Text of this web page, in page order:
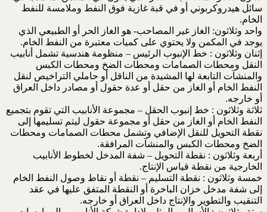
سائل هيدروكربوني أو في قبة غازية فوق النفط وملامسة للنفط
الخام.
واحد وثلاثون: الغاز غير المصاحب- هو الغاز الحر أو الطبيعي الذي
يوجد في المكمن ولا يحتوي على كميات معتبرة من النفط الخام.
إثنان وثلاثون : خط الإنبوب الرئيس – منظومة هندسية تشمل أنابيب
النقل ومحطات الصمامات ومحطات الضخ ومحطات الكبس
والمنشآت التابعة لها المشيدة من الناقل أو حاملي التراخيص لنقل
النفط الخام أو الغاز من حقل أو عدة حقول أو مصادر داخل العراق
أو خارجه.
ثلاثة وثلاثون : خط إنبوب الحقل – مجموعة الأنابيب التي تقوم بتجميع
النفط الخام أو الغاز من حقل أو مجموعة حقول ليتم تسليمها إلى
نقطة التحويل للنقل الإضافي وتشمل محطات الصمامات ومحطات
الضخ ومحطات الكبس والمنشآت المرافقة.
أربعة وثلاثون : نقطة التحويل – شفة المدخل لخطوط الأنابيب
الخارجية من نقطة قياس الإنتاج.
خمسة وثلاثون : نقطة التسليم – نقطة أو نقاط وصول النفط الخام
إلى شفة مدخل خزان الباخرة أو النقطة المتفق عليها في عقد
التنقيب والتطوير والإنتاج داخل العراق أو خارجه.